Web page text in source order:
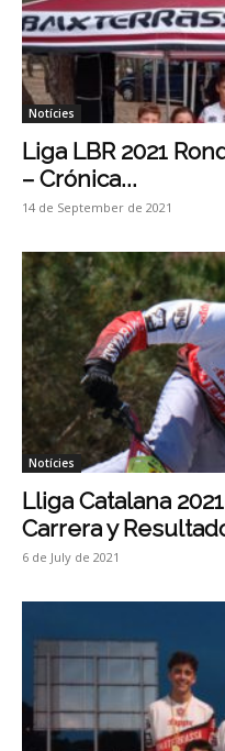
Notícies
Liga LBR 2021
– Crónica...
14 de September de 2021
Notícies
Lliga Catalana
Carrera y
6 de July de 2021